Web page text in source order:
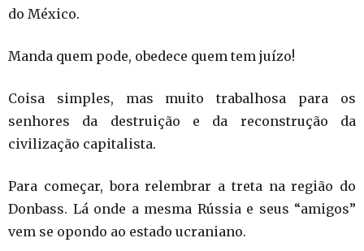
do México.
Manda quem pode, obedece quem tem juízo!
Coisa simples, mas muito trabalhosa para os
senhores da destruição e da reconstrução da
civilização capitalista.
Para começar, bora relembrar a treta na região do
Donbass. Lá onde a mesma Rússia e seus “amigos”
vem se opondo ao estado ucraniano.